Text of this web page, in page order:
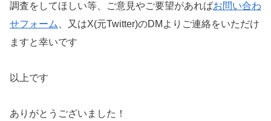
調査をしてほしい等、ご意見やご要望があればお問い合わ
せフォーム
、又はX(元Twitter)のDMよりご連絡をいただけ
ますと幸いです
以上です
ありがとうございました！